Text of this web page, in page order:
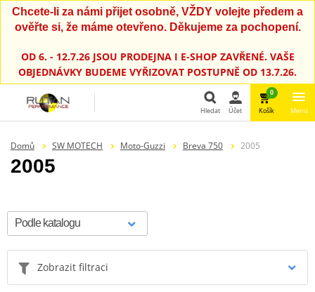
Chcete-li za námi přijet osobně, VŽDY volejte předem a
ověřte si, že máme otevřeno. Děkujeme za pochopení.
OD 6. - 12.7.26 JSOU PRODEJNA I E-SHOP ZAVŘENÉ. VAŠE
OBJEDNÁVKY BUDEME VYŘIZOVAT POSTUPNĚ OD 13.7.26.
Hledat Účet
0
Košík Menu
Domů SW MOTECH Moto-Guzzi Breva 750 2005
2005
Zobrazit filtraci